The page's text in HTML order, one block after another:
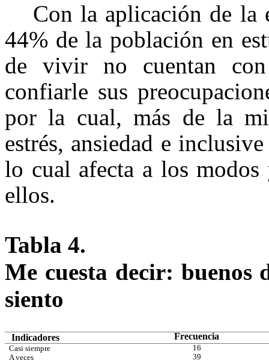
Con la aplicación de la
44% de la población en
de vivir no cuentan
confiarle sus
por la cual, más de la
estrés, ansiedad e
lo cual afecta a los
ellos.
Tabla 4.
Me cuesta decir: buenos
siento
Indicadores Frecuencia
Casi siempre
16
A veces
39